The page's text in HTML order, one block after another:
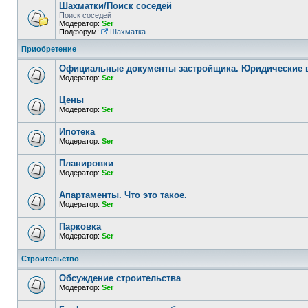
Шахматки/Поиск соседей
Поиск соседей
Модератор: Ser
Подфорум:
Шахматка
Приобретение
Официальные документы застройщика. Юридические
Модератор: Ser
Цены
Модератор: Ser
Ипотека
Модератор: Ser
Планировки
Модератор: Ser
Апартаменты. Что это такое.
Модератор: Ser
Парковка
Модератор: Ser
Строительство
Обсуждение строительства
Модератор: Ser